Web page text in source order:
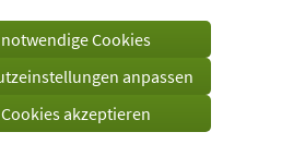
einem
Tab)
Cookies
anpassen
akzeptieren